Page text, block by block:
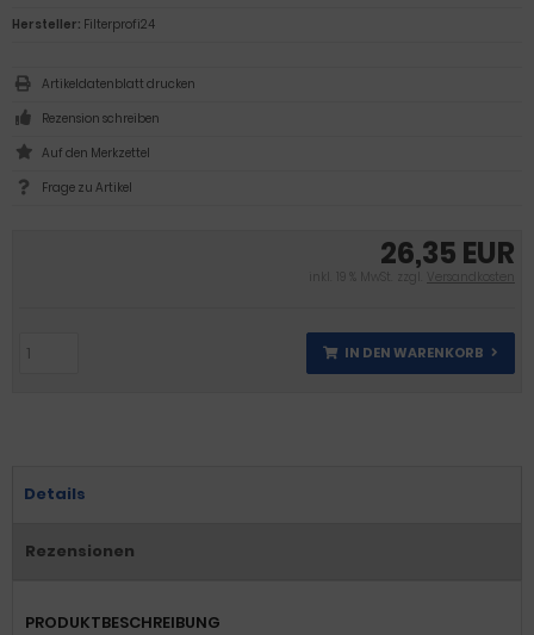
26,35 EUR
inkl. 19 % MwSt. zzgl. Versandkosten
IN DEN WARENKORB
Hersteller: Filterprofi24
Artikeldatenblatt drucken
Rezension schreiben
Frage zu Artikel
Details
Rezensionen
PRODUKTBESCHREIBUNG